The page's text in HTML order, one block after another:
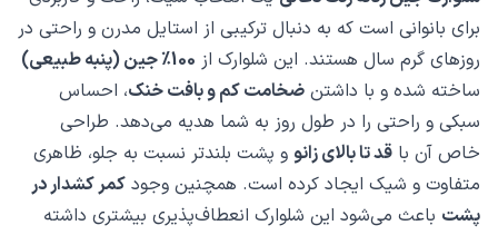
برای بانوانی است که به دنبال ترکیبی از استایل مدرن و راحتی در
روزهای گرم سال هستند. این شلوارک از 100٪ جین (پنبه طبیعی)
ساخته شده و با داشتن ضخامت کم و بافت خنک، احساس
سبکی و راحتی را در طول روز به شما هدیه می‌دهد. طراحی
خاص آن با قد تا بالای زانو و پشت بلندتر نسبت به جلو، ظاهری
متفاوت و شیک ایجاد کرده است. همچنین وجود کمر کشدار در
پشت باعث می‌شود این شلوارک انعطاف‌پذیری بیشتری داشته